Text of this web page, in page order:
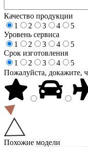
Качество продукции
1
2 3 4
5
Уровень сервиса
1
2 3 4
5
Срок изготовления
1
2 3 4
5
Пожалуйста, докажите,
Похожие модели